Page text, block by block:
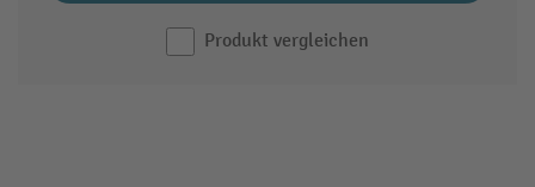
Produkt vergleichen